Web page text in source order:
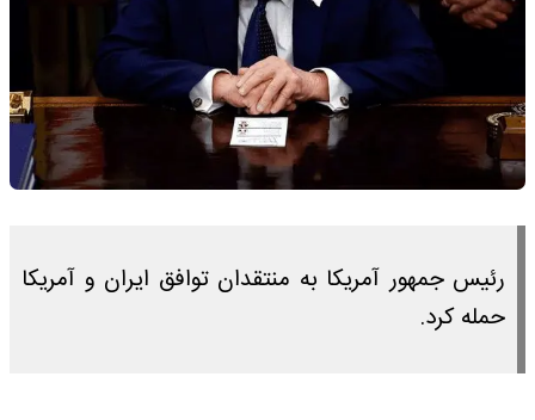
رئیس جمهور آمریکا به منتقدان توافق ایران و آمریکا
حمله کرد.